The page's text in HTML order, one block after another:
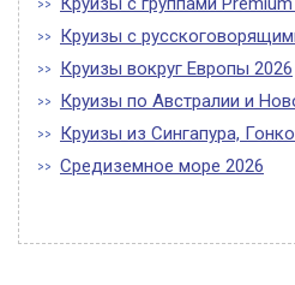
Круизы с
Круизы вокруг Европы 2026
Круизы по Австралии и
Круизы из Сингапура,
Средиземное море 2026